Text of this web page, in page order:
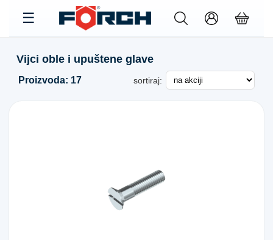
Vijci oble i upuštene glave
Proizvoda: 17 sortiraj: